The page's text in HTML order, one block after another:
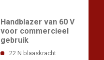
Handblazer van 60 V
voor commercieel
gebruik
22 N blaaskracht